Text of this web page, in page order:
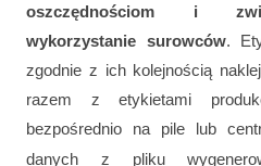
oszczędnościom i
wykorzystanie surowców.
zgodnie z ich kolejnością
razem z etykietami
bezpośrednio na pile lub
danych z pliku